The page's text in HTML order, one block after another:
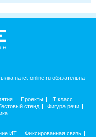
на ict-online.ru обязательна
Проекты
IT класс
стенд
Фигура речи
ИТ Фиксированная связь